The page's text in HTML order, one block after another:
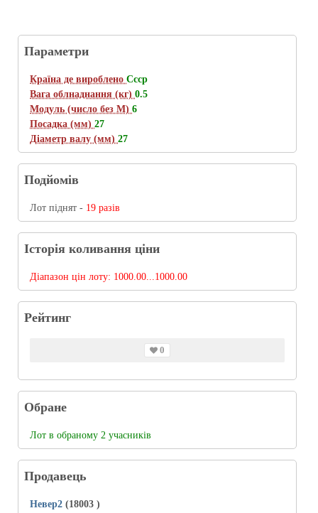
Параметри
Країна де вироблено Ссср
Вага облнаднання (кг) 0.5
Модуль (число без М) 6
Посадка (мм) 27
Діаметр валу (мм) 27
Подйомів
Лот піднят - 19 разів
Історія коливання ціни
Діапазон цін лоту: 1000.00...1000.00
Рейтинг
0
Обране
Лот в обраному 2 учасників
Продавець
Невер2 (18003 )